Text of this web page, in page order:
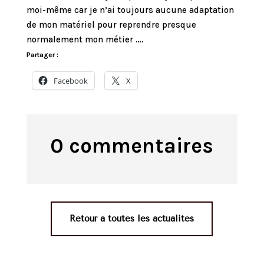
moi-même car je n’ai toujours aucune adaptation
de mon matériel pour reprendre presque
normalement mon métier ….
Partager :
Facebook X
0 commentaires
Retour à toutes les actualités